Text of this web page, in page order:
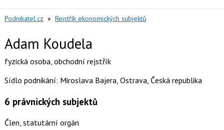
Podnikatel.cz » Rejstřík ekonomických subjektů
Adam Koudela
fyzická osoba, obchodní rejstřík
Sídlo podnikání: Miroslava Bajera, Ostrava, Česká republika
6 právnických subjektů
Člen, statutární orgán